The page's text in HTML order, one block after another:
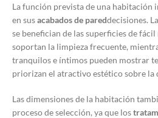
La función prevista de una habitación
en susacabados de pareddecisiones.
se benefician de las superficies de
soportan la limpieza frecuente,
tranquilos e íntimos pueden mostrar
priorizan el atractivo estético sobre la
Las dimensiones de la habitación
proceso de selección, ya que los